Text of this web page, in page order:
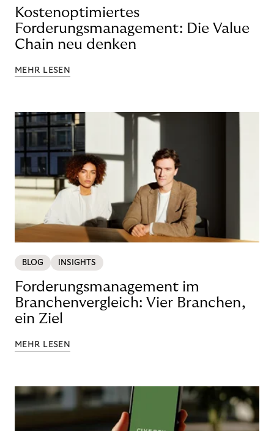
Kostenoptimiertes
Forderungsmanagement: Die Value
Chain neu denken
MEHR LESEN
BLOG INSIGHTS
Forderungsmanagement im
Branchenvergleich: Vier Branchen,
ein Ziel
MEHR LESEN